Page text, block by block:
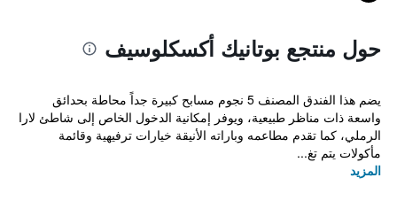
حول منتجع بوتانيك أكسكلوسيف
يضم هذا الفندق المصنف 5 نجوم مسابح كبيرة جداً محاطة بحدائق
واسعة ذات مناظر طبيعية، ويوفر إمكانية الدخول الخاص إلى شاطئ لارا
الرملي، كما تقدم مطاعمه وباراته الأنيقة خيارات ترفيهية وقائمة
مأكولات يتم تغ...
المزيد